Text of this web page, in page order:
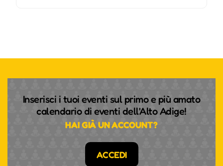
Inserisci i tuoi eventi sul primo e più amato
calendario di eventi dell'Alto Adige!
HAI GIÀ UN ACCOUNT?
ACCEDI